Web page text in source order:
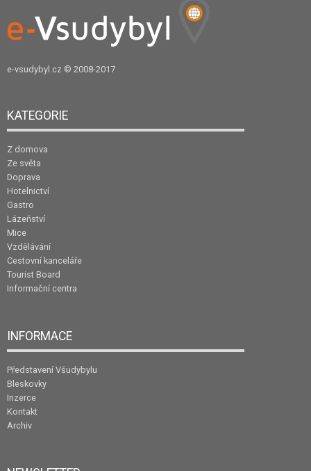
e-vsudybyl.cz © 2008-2017
KATEGORIE
Z domova
Ze světa
Doprava
Hotelnictví
Gastro
Lázeňství
Mice
Vzdělávání
Cestovní kanceláře
Tourist Board
Informační centra
INFORMACE
Představení Všudybylu
Bleskovky
Inzerce
Kontakt
Archiv